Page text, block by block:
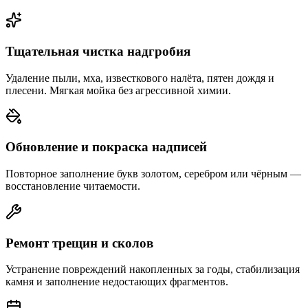
Тщательная чистка надгробия
Удаление пыли, мха, известкового налёта, пятен дождя и
плесени. Мягкая мойка без агрессивной химии.
Обновление и покраска надписей
Повторное заполнение букв золотом, серебром или чёрным —
восстановление читаемости.
Ремонт трещин и сколов
Устранение повреждений накопленных за годы, стабилизация
камня и заполнение недостающих фрагментов.